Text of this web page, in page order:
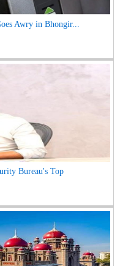
Awry in Bhongir...
Bureau's Top